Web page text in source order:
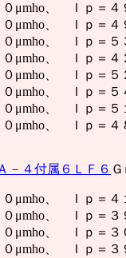
μmho、 Ｉｐ＝４
μmho、 Ｉｐ＝４
μmho、 Ｉｐ＝５
μmho、 Ｉｐ＝４
μmho、 Ｉｐ＝５
μmho、 Ｉｐ＝５
μmho、 Ｉｐ＝５
μmho、 Ｉｐ＝４
４付属６ＬＦ６
μmho、 Ｉｐ＝４
μmho、 Ｉｐ＝３
μmho、 Ｉｐ＝３
μmho、 Ｉｐ＝３